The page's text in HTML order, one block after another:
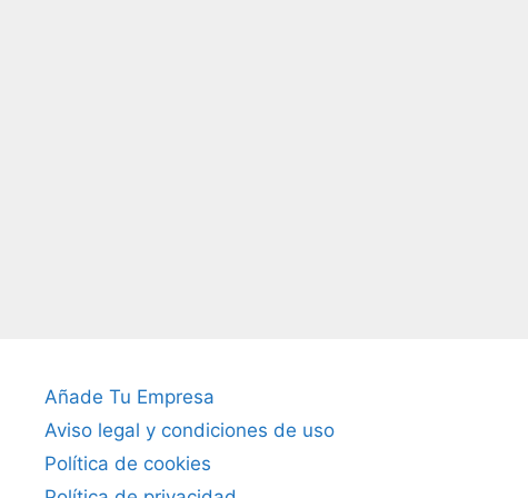
Añade Tu Empresa
Aviso legal y condiciones de uso
Política de cookies